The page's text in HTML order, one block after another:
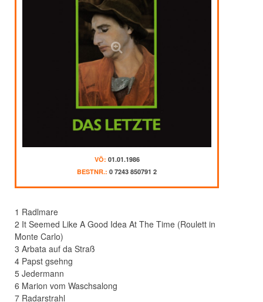
VÖ: 01.01.1986
BESTNR.: 0 7243 850791 2
1 Radlmare
2 It Seemed Like A Good Idea At The Time (Roulett in
Monte Carlo)
3 Arbata auf da Straß
4 Papst gsehng
5 Jedermann
6 Marion vom Waschsalong
7 Radarstrahl